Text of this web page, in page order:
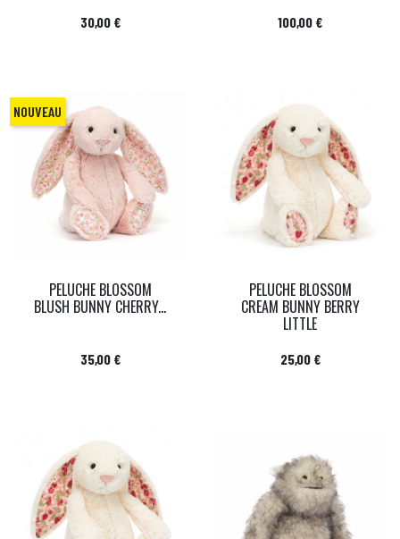
Prix
30,00 € Prix
100,00 €
PELUCHE BLOSSOM
BLUSH BUNNY CHERRY...
Prix
35,00 €
NOUVEAU
PELUCHE BLOSSOM
CREAM BUNNY BERRY
LITTLE
Prix
25,00 €